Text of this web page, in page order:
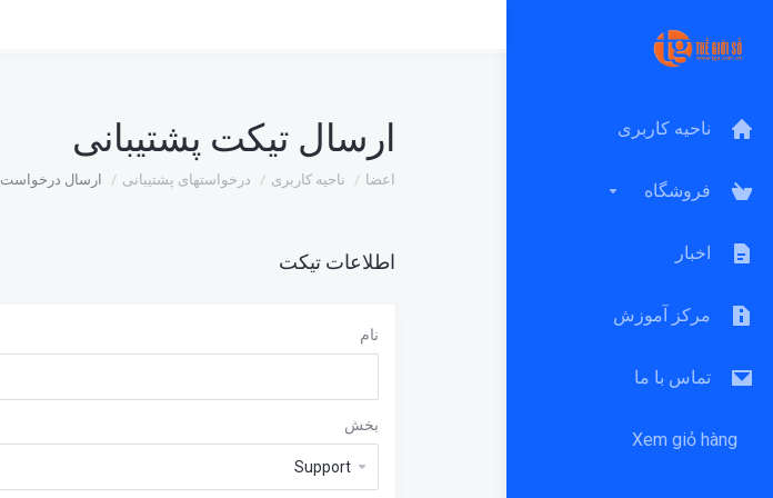
ناحیه کاربری
فروشگاه
اخبار
مرکز آموزش
تماس با ما
Xem giỏ hàng
ارسال تیکت پشتیبانی
اعضا ناحیه کاربری درخواستهای پشتیبانی ارسال درخواست
اطلاعات تیکت
نام
بخش